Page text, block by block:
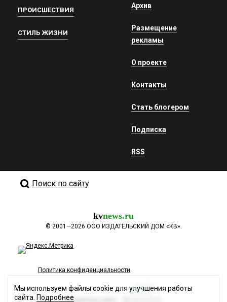
ПРОИСШЕСТВИЯ
СТИЛЬ ЖИЗНИ
Архив
Размещение
рекламы
О проекте
Контакты
Стать блогером
Подписка
RSS
Поиск по сайту
kvnews.ru
© 2001—2026 ООО ИЗДАТЕЛЬСКИЙ ДОМ «КВ».
Политика конфиденциальности
Разработка сайта
Мы используем файлы cookie для улучшения работы
сайта. Подробнее